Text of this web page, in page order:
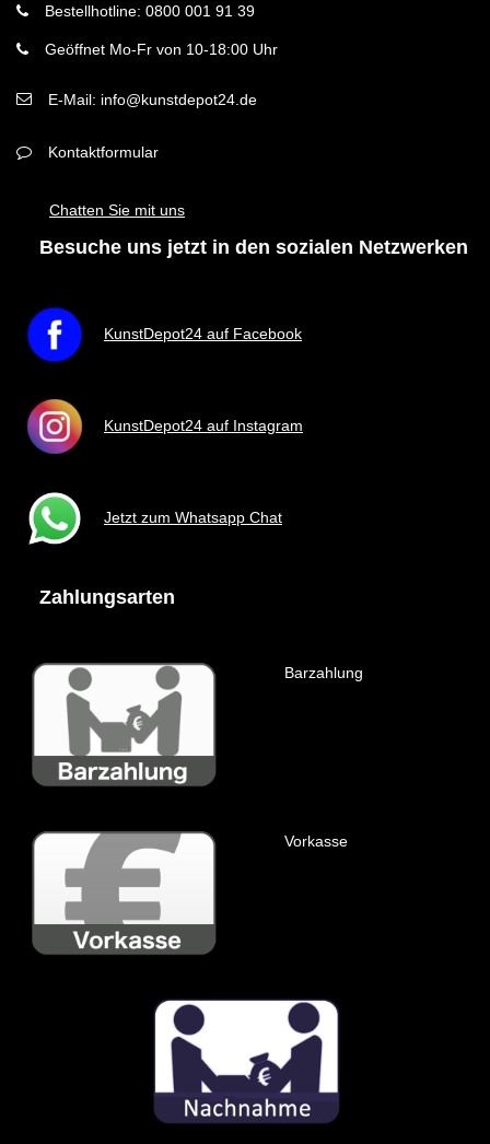
Bestellhotline: 0800 001 91 39
Geöffnet Mo-Fr von 10-18:00 Uhr
E-Mail: info@kunstdepot24.de
Kontaktformular
Chatten Sie mit uns
Besuche uns jetzt in den sozialen Netzwerken
KunstDepot24 auf Facebook
KunstDepot24 auf Instagram
Jetzt zum Whatsapp Chat
Zahlungsarten
Barzahlung
Vorkasse